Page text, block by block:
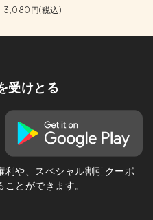
3,080円(税込)
受けとる
利や、スペシャル割引クーポ
とができます。